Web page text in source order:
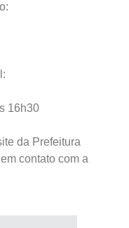
16h30
da Prefeitura
contato com a